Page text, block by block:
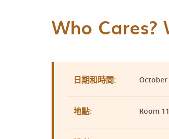
Who
日期和時間: October
地點: Room